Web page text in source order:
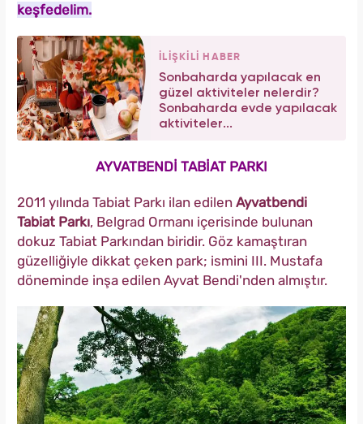
keşfedelim.
İLİŞKİLİ HABER
Sonbaharda yapılacak en
güzel aktiviteler nelerdir?
Sonbaharda evde yapılacak
aktiviteler...
AYVATBENDİ TABİAT PARKI
2011 yılında Tabiat Parkı ilan edilen Ayvatbendi
Tabiat Parkı, Belgrad Ormanı içerisinde bulunan
dokuz Tabiat Parkından biridir. Göz kamaştıran
güzelliğiyle dikkat çeken park; ismini III. Mustafa
döneminde inşa edilen Ayvat Bendi'nden almıştır.